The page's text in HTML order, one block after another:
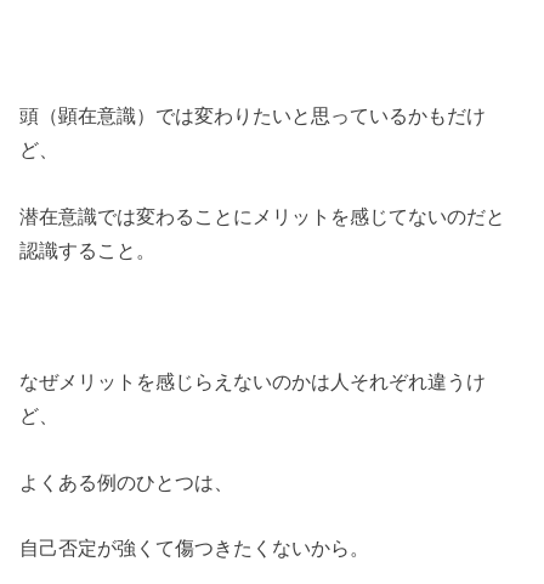
頭（顕在意識）では変わりたいと思っているかもだけ
ど、
潜在意識では変わることにメリットを感じてないのだと
認識すること。
なぜメリットを感じらえないのかは人それぞれ違うけ
ど、
よくある例のひとつは、
自己否定が強くて傷つきたくないから。